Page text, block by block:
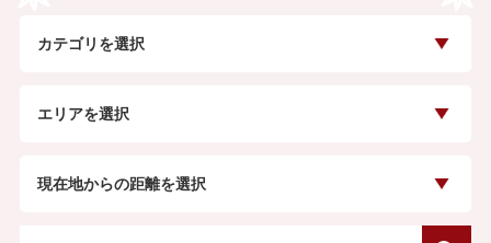
カテゴリを選択
エリアを選択
現在地からの距離を選択